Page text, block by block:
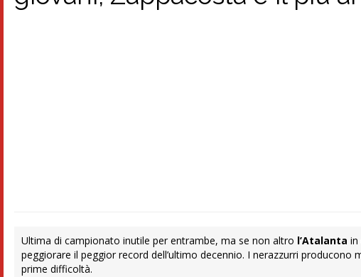
Ultima di campionato inutile per entrambe, ma se non altro l’Atalanta in
peggiorare il peggior record dell’ultimo decennio. I nerazzurri
prime difficoltà.